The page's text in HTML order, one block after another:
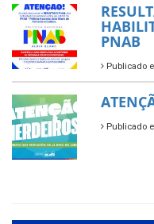
PNAB
Publicado
Publicado